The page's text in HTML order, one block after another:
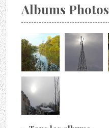
Albums Photos